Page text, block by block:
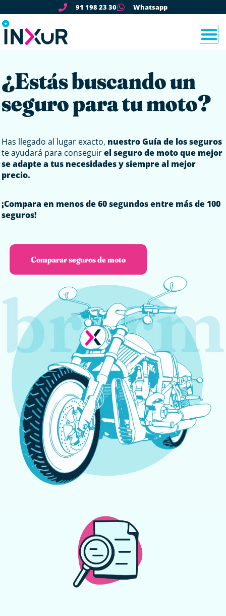
91 198 23 30 Whatsapp
¿Estás buscando un
seguro para tu moto?
Has llegado al lugar exacto, nuestro Guía de los seguros
te ayudará para conseguirel seguro de moto que mejor
se adapte a tus necesidades y siempre al mejor
precio.
¡Compara en menos de 60 segundos entre más de 100
seguros!
Comparar seguros de moto